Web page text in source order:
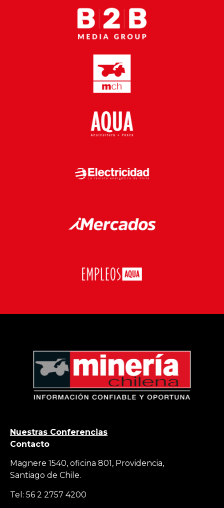
Nuestras Conferencias
Contacto
Magnere 1540, oficina 801, Providencia,
Santiago de Chile.
Tel: 56 2 2757 4200